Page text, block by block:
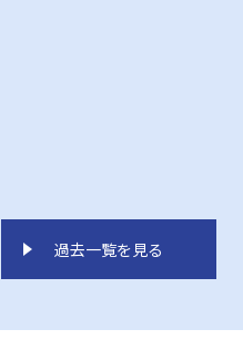
過去一覧を見る